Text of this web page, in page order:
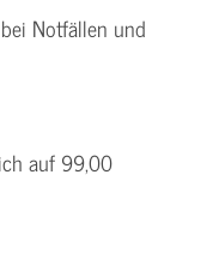
Notfällen und
auf 99,00